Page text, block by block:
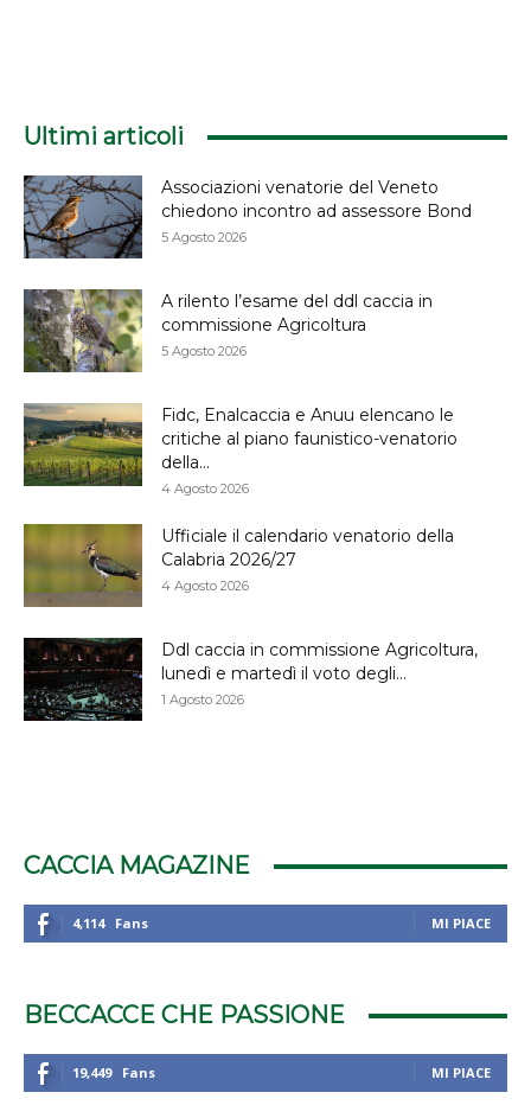
Ultimi articoli
Associazioni venatorie del Veneto
chiedono incontro ad assessore Bond
5 Agosto 2026
A rilento l’esame del ddl caccia in
commissione Agricoltura
5 Agosto 2026
Fidc, Enalcaccia e Anuu elencano le
critiche al piano faunistico-venatorio
della...
4 Agosto 2026
Ufficiale il calendario venatorio della
Calabria 2026/27
4 Agosto 2026
Ddl caccia in commissione Agricoltura,
lunedì e martedì il voto degli...
1 Agosto 2026
CACCIA MAGAZINE
4,114 Fans MI PIACE
BECCACCE CHE PASSIONE
19,449 Fans MI PIACE